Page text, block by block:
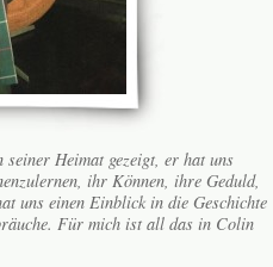
Heimat gezeigt, er hat uns
ihr Können, ihre Geduld,
uns einen Einblick in die Geschichte
Für mich ist all das in Colin